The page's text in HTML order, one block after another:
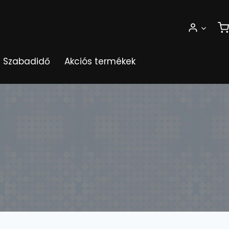
Szabadidő Akciós termékek